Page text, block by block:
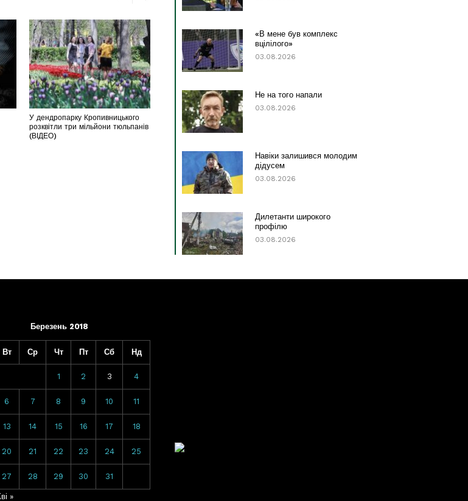
У дендропарку Кропивницького
розквітли три мільйони тюльпанів
(ВІДЕО)
«В мене був комплекс
вцілілого»
03.08.2026
Не на того напали
03.08.2026
Навіки залишився молодим
дідусем
03.08.2026
Дилетанти широкого
профілю
03.08.2026
Березень 2018
Вт Ср Чт Пт Сб Нд
1 2 3 4
6 7 8 9 10 11
13 14 15 16 17 18
20 21 22 23 24 25
27 28 29 30 31
»